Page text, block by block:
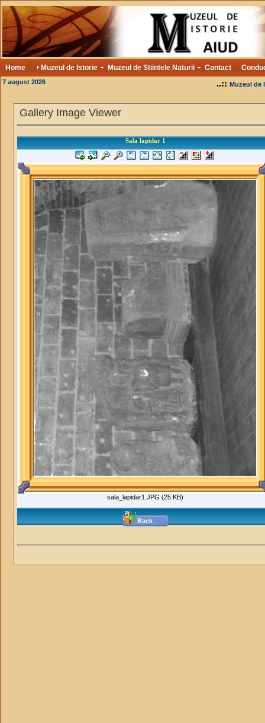
Home Muzeul de Istorie Muzeul de Stiintele Naturii Contact
7 august 2026 ..:: Muzeul de
Gallery Image Viewer
Sala lapidar 1
sala_lapidar1.JPG (25 KB)